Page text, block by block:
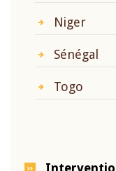
Niger
Sénégal
Togo